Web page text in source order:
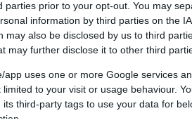
parties prior to your opt-out. You may
information by third parties on the
may also be disclosed by us to third
may further disclose it to other third
app uses one or more Google services
to your visit or usage behaviour.
third-party tags to use your data for